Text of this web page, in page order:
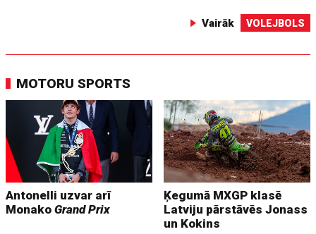
Vairāk VOLEJBOLS
MOTORU SPORTS
Antonelli uzvar arī
MonakoGrand Prix
Ķegumā MXGP klasē
Latviju pārstāvēs Jonass
un Kokins